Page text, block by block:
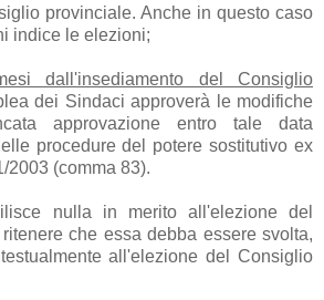
provinciale. Anche in questo caso
indice le elezioni;
dall'insediamento del Consiglio
dei Sindaci approverà le modifiche
approvazione entro tale data
procedure del potere sostitutivo ex
2003 (comma 83).
nulla in merito all'elezione del
che essa debba essere svolta,
all'elezione del Consiglio